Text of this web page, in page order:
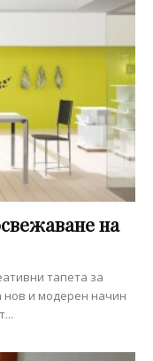
на
тапета за
нов и модерен начин